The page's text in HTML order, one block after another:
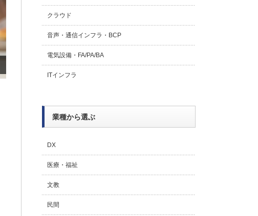
クラウド
音声・通信インフラ・BCP
電気設備・FA/PA/BA
ITインフラ
業種から選ぶ
DX
医療・福祉
文教
民間